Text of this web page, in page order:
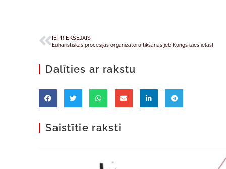
IEPRIEKŠĒJAIS
Euharistiskās procesijas organizatoru tikšanās jeb Kungs izies ielās!
Dalīties ar rakstu
Saistītie raksti